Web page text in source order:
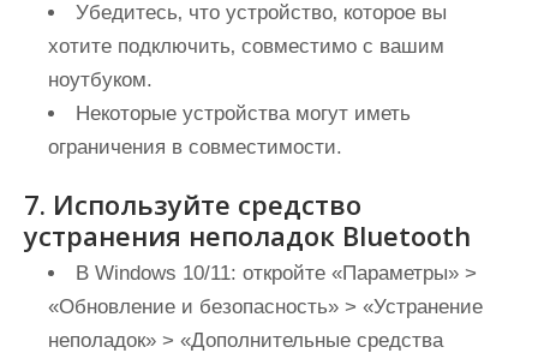
Убедитесь‚ что устройство‚ которое вы
хотите подключить‚ совместимо с вашим
ноутбуком.
Некоторые устройства могут иметь
ограничения в совместимости.
7. Используйте средство
устранения неполадок Bluetooth
В Windows 10/11: откройте «Параметры» >
«Обновление и безопасность» > «Устранение
неполадок» > «Дополнительные средства